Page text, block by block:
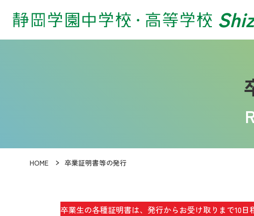
HOME 卒業証明書等の発行
卒業生の各種証明書は、発行からお受け取りまで10